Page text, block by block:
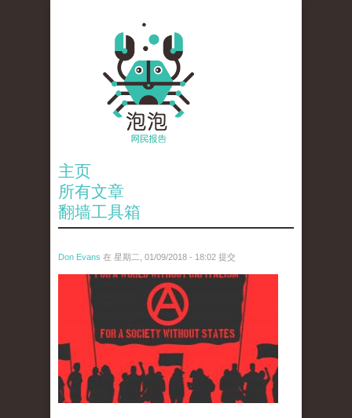
主页
所有文章
翻墙工具箱
Don Evans 在 星期二, 01/09/2018 - 18:02 提交
wechatimg875.jpeg